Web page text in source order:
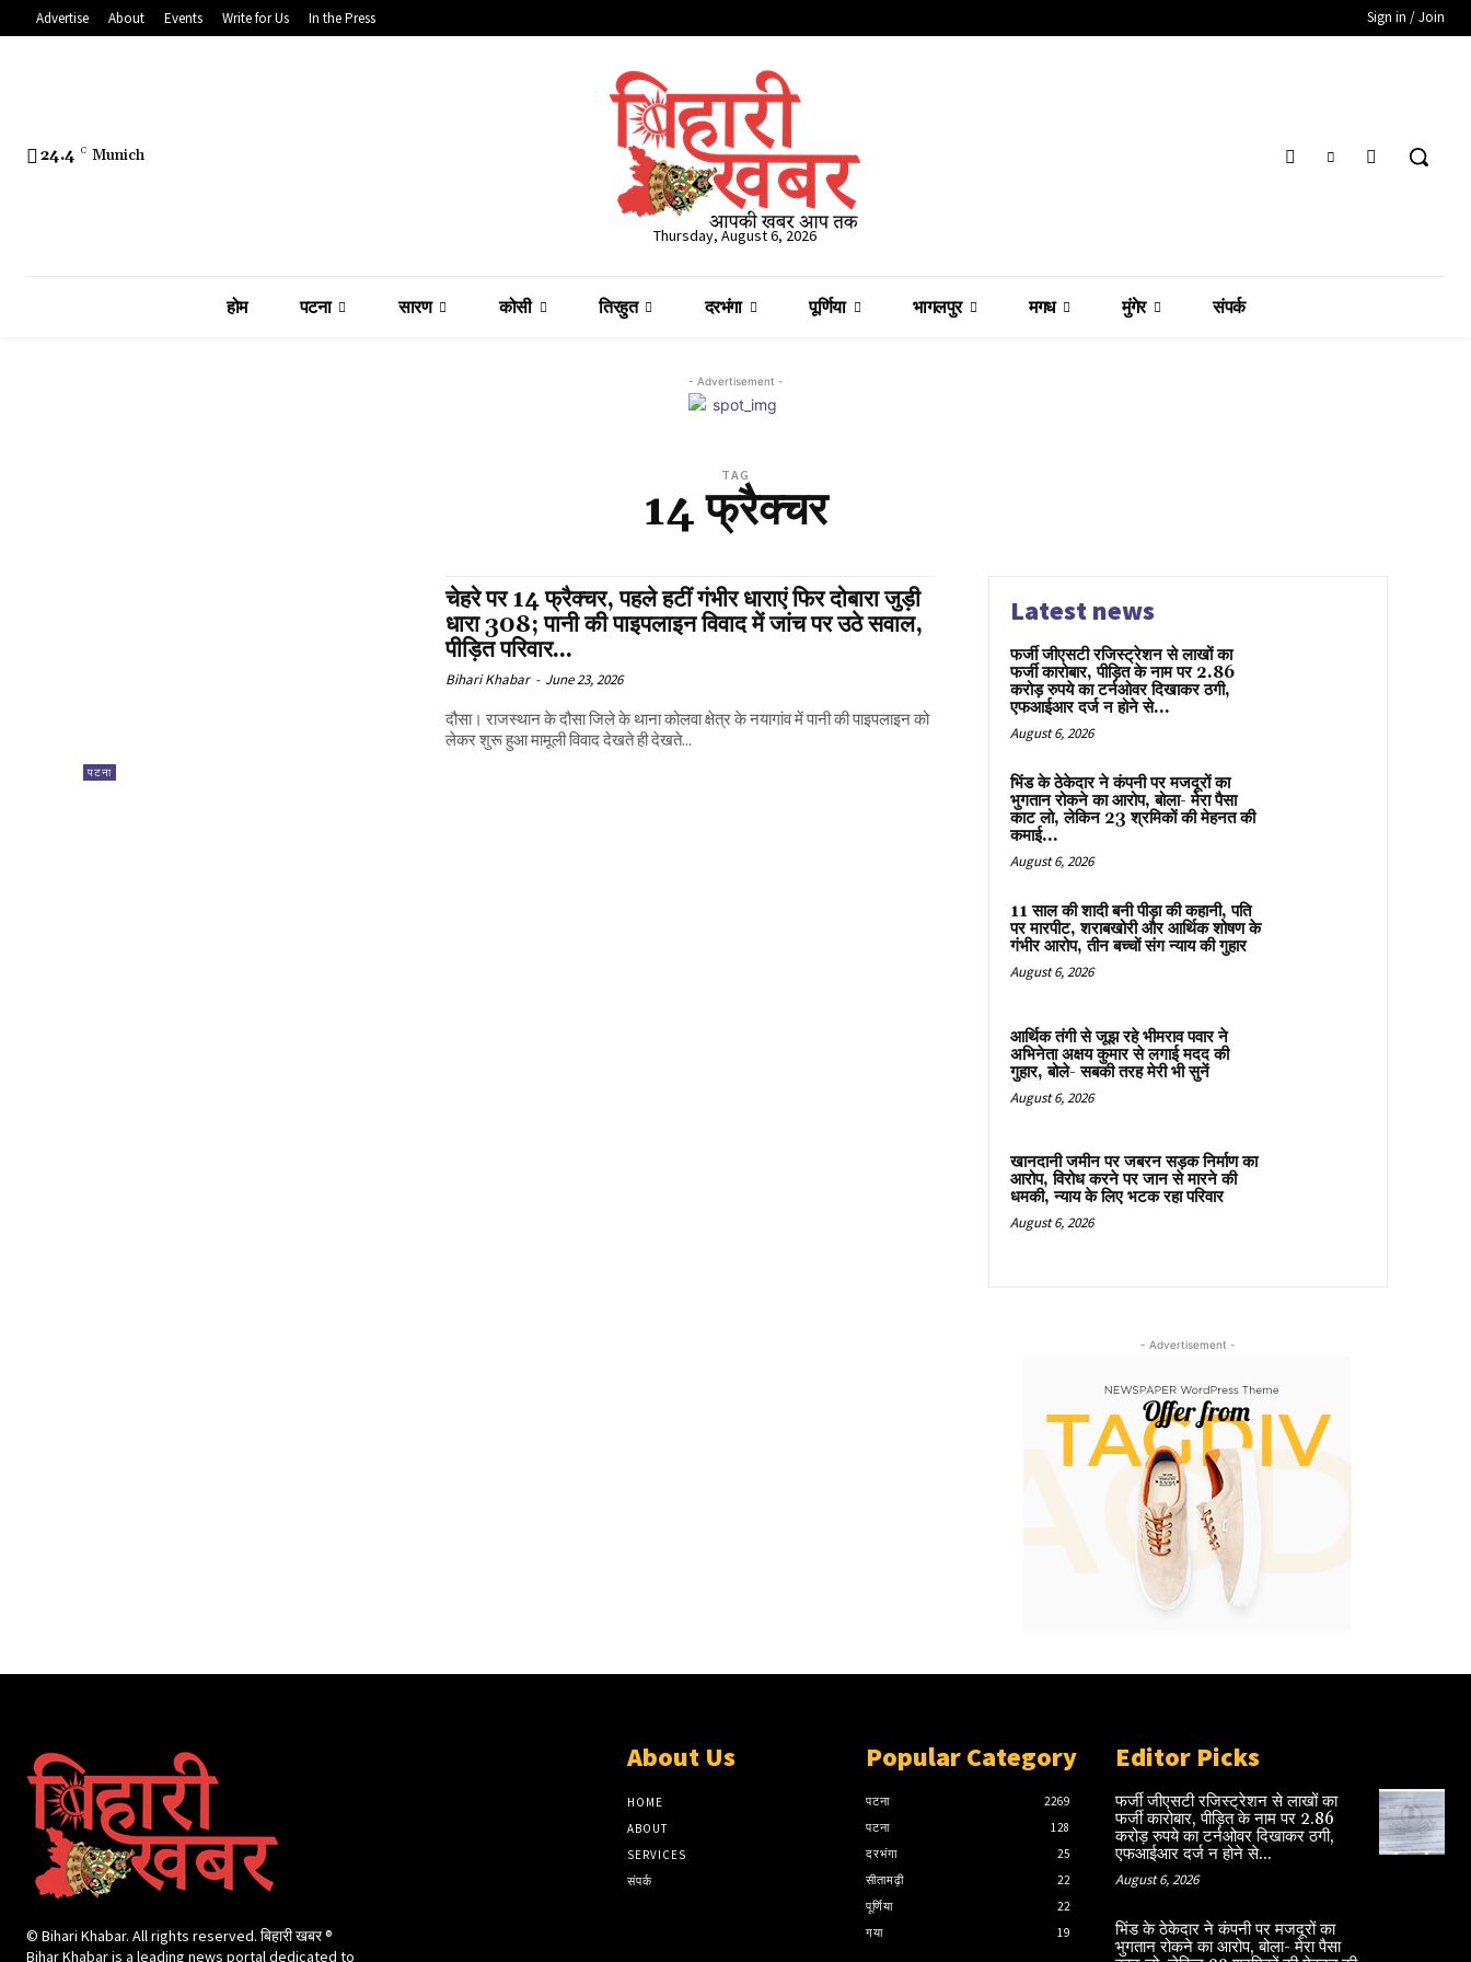
Advertise About Events Write for Us In the Press Sign in / Join
24.4 C Munich
Thursday, August 6, 2026
होम पटना सारण कोसी तिरहुत दरभंगा पूर्णिया भागलपुर मगध मुंगेर संपर्क
- Advertisement -
TAG
14 फ्रैक्चर
पटना
चेहरे पर 14 फ्रैक्चर, पहले हटीं गंभीर धाराएं फिर दोबारा जुड़ी
धारा 308; पानी की पाइपलाइन विवाद में जांच पर उठे सवाल,
पीड़ित परिवार...
Bihari Khabar - June 23, 2026
दौसा। राजस्थान के दौसा जिले के थाना कोलवा क्षेत्र के नयागांव में पानी की पाइपलाइन को
लेकर शुरू हुआ मामूली विवाद देखते ही देखते...
Latest news
फर्जी जीएसटी रजिस्ट्रेशन से लाखों का
फर्जी कारोबार, पीड़ित के नाम पर 2.86
करोड़ रुपये का टर्नओवर दिखाकर ठगी,
एफआईआर दर्ज न होने से...
August 6, 2026
भिंड के ठेकेदार ने कंपनी पर मजदूरों का
भुगतान रोकने का आरोप, बोला- मेरा पैसा
काट लो, लेकिन 23 श्रमिकों की मेहनत की
कमाई...
August 6, 2026
11 साल की शादी बनी पीड़ा की कहानी, पति
पर मारपीट, शराबखोरी और आर्थिक शोषण के
गंभीर आरोप, तीन बच्चों संग न्याय की गुहार
August 6, 2026
आर्थिक तंगी से जूझ रहे भीमराव पवार ने
अभिनेता अक्षय कुमार से लगाई मदद की
गुहार, बोले- सबकी तरह मेरी भी सुनें
August 6, 2026
खानदानी जमीन पर जबरन सड़क निर्माण का
आरोप, विरोध करने पर जान से मारने की
धमकी, न्याय के लिए भटक रहा परिवार
August 6, 2026
- Advertisement -
© Bihari Khabar. All rights reserved. बिहारी खबर ®​
Bihar Khabar is a leading news portal dedicated to
About Us
HOME
ABOUT
SERVICES
संपर्क
Popular Category
पटना
2269
पटना
128
दरभंगा
25
सीतामढ़ी
22
पूर्णिया
22
गया
19
Editor Picks
फर्जी जीएसटी रजिस्ट्रेशन से लाखों का
फर्जी कारोबार, पीड़ित के नाम पर 2.86
करोड़ रुपये का टर्नओवर दिखाकर ठगी,
एफआईआर दर्ज न होने से...
August 6, 2026
भिंड के ठेकेदार ने कंपनी पर मजदूरों का
भुगतान रोकने का आरोप, बोला- मेरा पैसा